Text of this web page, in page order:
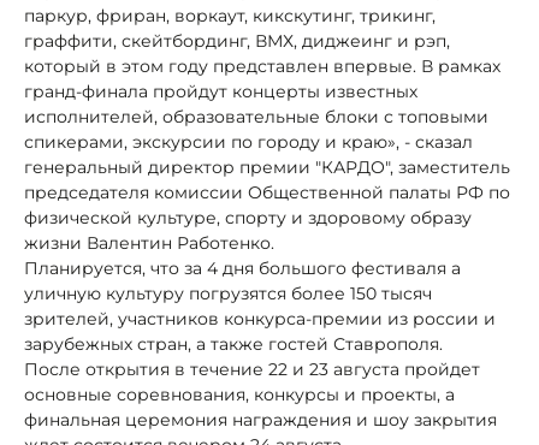
паркур, фриран, воркаут, кикскутинг, трикинг,
граффити, скейтбординг, ВМХ, диджеинг и рэп,
который в этом году представлен впервые. В рамках
гранд-финала пройдут концерты известных
исполнителей, образовательные блоки с топовыми
спикерами, экскурсии по городу и краю», - сказал
генеральный директор премии "КАРДО", заместитель
председателя комиссии Общественной палаты РФ по
физической культуре, спорту и здоровому образу
жизни Валентин Работенко.
Планируется, что за 4 дня большого фестиваля а
уличную культуру погрузятся более 150 тысяч
зрителей, участников конкурса-премии из россии и
зарубежных стран, а также гостей Ставрополя.
После открытия в течение 22 и 23 августа пройдет
основные соревнования, конкурсы и проекты, а
финальная церемония награждения и шоу закрытия